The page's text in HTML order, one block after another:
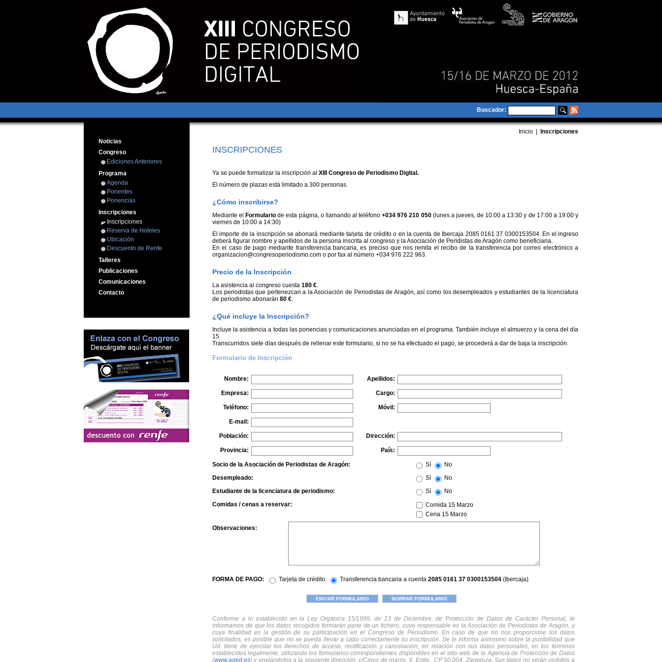
Noticias
Congreso
Ediciones Anteriores
Programa
Agenda
Ponentes
Ponencias
Inscripciones
Inscripciones
Reserva de Hoteles
Ubicación
Descuento de Renfe
Talleres
Publicaciones
Comunicaciones
Contacto
Buscador:
Inicio Inscripciones
INSCRIPCIONES
Ya se puede formalizar la inscripción al XIII Congreso de Periodismo Digital.
El número de plazas está limitado a 300 personas.
¿Cómo inscribirse?
Mediante el Formulario de esta página, o llamando al teléfono+034 976 210 050(lunes a jueves, de 10:00 a 13:30 y de 17:00 a 19:00 y
viernes de 10:00 a 14:30)
El importe de la inscripción se abonará mediante tarjeta de crédito o en la cuenta de Ibercaja 2085 0161 37 0300153504. En el ingreso
deberá figurar nombre y apellidos de la persona inscrita al congreso y la Asociación de Peridistas de Aragón como beneficiaria.
En el caso de pago mediante transferencia bancaria, es preciso que nos remita el recibo de la transferencia por correo electrónico a
organizacion@congresoperiodismo.com o por fax al número +034 976 222 963.
Precio de la Inscripción
La asistencia al congreso cuesta 180 €.
Los periodistas que pertenezcan a la Asociación de Periodistas de Aragón, así como los desempleados y estudiantes de la licenciatura
de periodismo abonarán 80 €.
¿Qué incluye la Inscripción?
Incluye la asistencia a todas las ponencias y comunicaciones anunciadas en el programa. También incluye el almuerzo y la cena del día
15.
Transcurridos siete días después de rellenar este formulario, si no se ha efectuado el pago, se procederá a dar de baja la inscripción.
Formulario de Inscripción
Nombre: Apellidos:
Empresa: Cargo:
Teléfono: Móvil:
E-mail:
Población: Dirección:
Provincia: País:
Socio de la Asociación de Periodistas de Aragón: Sí
No
Desempleado:
Sí
No
Estudiante de la licenciatura de periodismo:
Sí
No
Comidas / cenas a reservar:
Comida 15 Marzo
Cena 15 Marzo
Observaciones:
FORMA DE PAGO: Tarjeta de crédito. Transferencia bancaria a cuenta2085 0161 37 0300153504 (Ibercaja)
Conforme a lo establecido en la Ley Orgánica 15/1999, de 13 de Diciembre, de Protección de Datos de Carácter Personal, le
informamos de que los datos recogidos formarán parte de un fichero, cuyo responsable es la Asociación de Periodistas de Aragón, y
cuya finalidad es la gestión de su participación en el Congreso de Periodismo. En caso de que no nos proporcione los datos
solicitados, es posible que no se pueda llevar a cabo correctamente su inscripción. Se le informa asimismo sobre la posibilidad que
Ud. tiene de ejercitar los derechos de acceso, rectificación y cancelación, en relación con sus datos personales, en los términos
establecidos legalmente, utilizando los formularios correspondientes disponibles en el sitio web de la Agencia de Protección de Datos
(www.agpd.es) y enviándolos a la siguiente dirección: c/Cinco de marzo, 9, Entlo., CP 50.004, Zaragoza. Sus datos no serán cedidos a